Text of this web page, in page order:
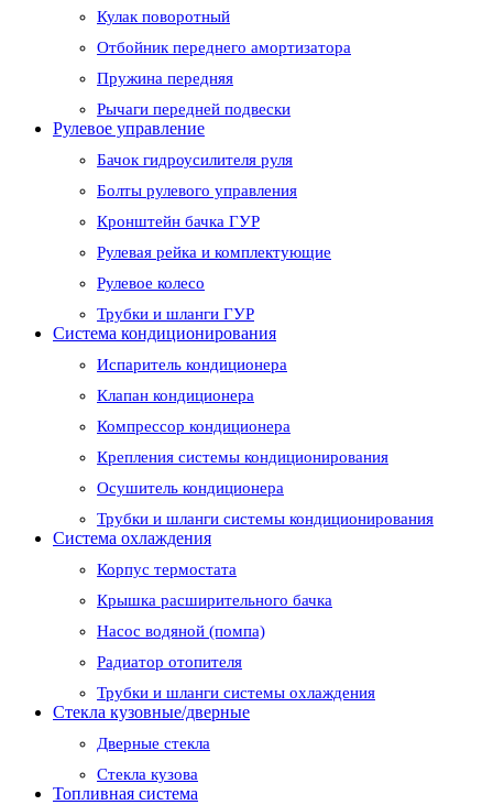
Кулак поворотный
Отбойник переднего амортизатора
Пружина передняя
Рычаги передней подвески
Рулевое управление
Бачок гидроусилителя руля
Болты рулевого управления
Кронштейн бачка ГУР
Рулевая рейка и комплектующие
Рулевое колесо
Трубки и шланги ГУР
Система кондиционирования
Испаритель кондиционера
Клапан кондиционера
Компрессор кондиционера
Крепления системы кондиционирования
Осушитель кондиционера
Трубки и шланги системы кондиционирования
Система охлаждения
Корпус термостата
Крышка расширительного бачка
Насос водяной (помпа)
Радиатор отопителя
Трубки и шланги системы охлаждения
Стекла кузовные/дверные
Дверные стекла
Стекла кузова
Топливная система